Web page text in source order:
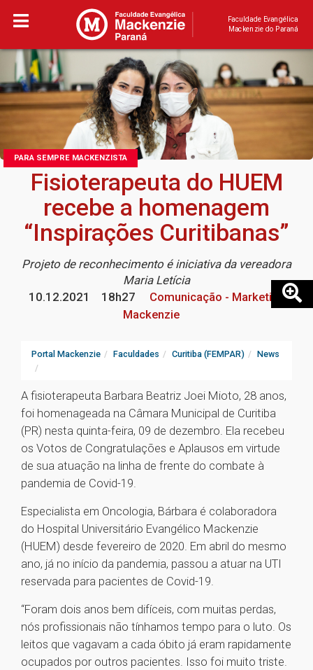
Faculdade Evangélica
Mackenzie do Paraná
PARA SEMPRE MACKENZISTA
Fisioterapeuta do HUEM
recebe a homenagem
“Inspirações Curitibanas”
Projeto de reconhecimento é iniciativa da vereadora
Maria Letícia
10.12.2021
18h27
Comunicação - Marketing
Mackenzie
Portal Mackenzie Faculdades Curitiba (FEMPAR) News
A fisioterapeuta Barbara Beatriz Joei Mioto, 28 anos,
foi homenageada na Câmara Municipal de Curitiba
(PR) nesta quinta-feira, 09 de dezembro. Ela recebeu
os Votos de Congratulações e Aplausos em virtude
de sua atuação na linha de frente do combate à
pandemia de Covid-19.
Especialista em Oncologia, Bárbara é colaboradora
do Hospital Universitário Evangélico Mackenzie
(HUEM) desde fevereiro de 2020. Em abril do mesmo
ano, já no início da pandemia, passou a atuar na UTI
reservada para pacientes de Covid-19.
“Foram dois anos bem difíceis, com muitas perdas,
nós profissionais não tínhamos tempo para o luto. Os
leitos que vagavam a cada óbito já eram rapidamente
ocupados por outros pacientes. Isso foi muito triste.